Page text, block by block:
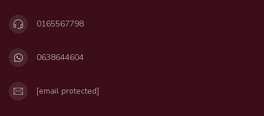
0165567798
0638644604
[email protected]